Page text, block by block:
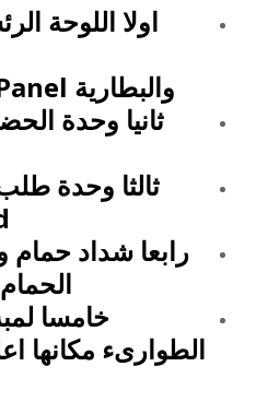
اولا اللوحة
والبطارية
ثانيا وحدة
ثالثا وحدة
رابعا شداد حمام
الحمام
خامسا
الطوارىء مكانها